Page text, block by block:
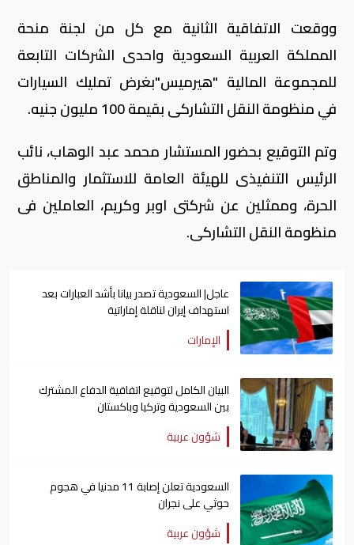
ووقعت الاتفاقية الثانية مع كل من لجنة منحة
المملكة العربية السعودية واحدى الشركات التابعة
للمجموعة المالية "هيرميس"بغرض تمليك السيارات
في منظومة النقل التشاركى بقيمة 100 مليون جنيه.
وتم التوقيع بحضور المستشار محمد عبد الوهاب، نائب
الرئيس التنفيذى للهيئة العامة للاستثمار والمناطق
الحرة، وممثلين عن شركتى اوبر وكريم، العاملين فى
منظومة النقل التشاركى.
عاجل| السعودية تصدر بيانا بأشد العبارات بعد
استهداف إيران لناقلة إماراتية
الإمارات
البيان الكامل لتوقيع اتفاقية الدفاع المشترك
بين السعودية وتركيا وباكستان
شؤون عربية
السعودية تعلن إصابة 11 مدنيا في هجوم
حوثي على نجران
شؤون عربية